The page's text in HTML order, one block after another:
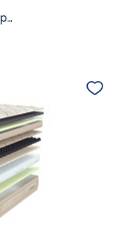
Матрас QWEEN Gold c топпером Memory 42